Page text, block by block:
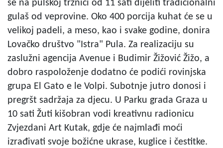
se na pulskoj tržnici od 11 sati dijeliti tradicionalni
gulaš od veprovine. Oko 400 porcija kuhat će se u
velikoj padeli, a meso, kao i svake godine, donira
Lovačko društvo "Istra" Pula. Za realizaciju su
zaslužni agencija Avenue i Budimir Žižović Žižo, a
dobro raspoloženje dodatno će podići rovinjska
grupa El Gato e le Volpi. Subotnje jutro donosi i
pregršt sadržaja za djecu. U Parku grada Graza u
10 sati Žuti kišobran vodi kreativnu radionicu
Zvjezdani Art Kutak, gdje će najmlađi moći
izrađivati svoje božićne ukrase, kuglice i čestitke.